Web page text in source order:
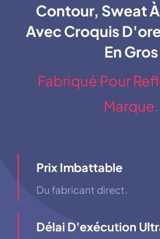
Ressources
Contact
Contour, Sweat
Avec Croquis
En Gros
Fabriqué Pour
Marque.
Prix ​​imbattable
Du fabricant direct.
Délai D'exécution